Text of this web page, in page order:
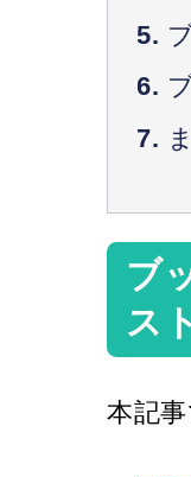
ブ
ス
本記